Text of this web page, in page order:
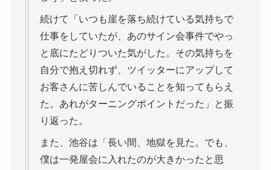
続けて「いつも崖を落ち続けている気持ちで
仕事をしていたが、あのサイン会事件でやっ
と底にたどりついた気がした。その気持ちを
自分で抱え切れず、ツイッターにアップして
お客さんに苦しんでいることを知ってもらえ
た。あれがターニングポイントだった」と振
り返った。
また、池谷は「長い間、地獄を見た。でも、
僕は一発屋会に入れたのが大きかったと思